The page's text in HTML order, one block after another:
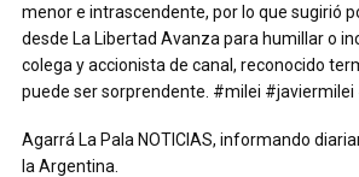
menor e intrascendente, por lo que sugirió
desde La Libertad Avanza para humillar o
colega y accionista de canal, reconocido
puede ser sorprendente. #milei
Agarrá La Pala NOTICIAS, informando
la Argentina.